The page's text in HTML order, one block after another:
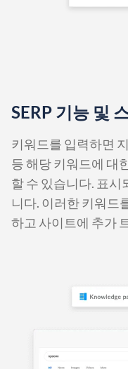
SERP 기능 및
키워드를 입력하면
등 해당 키워드에 대
할 수 있습니다. 표
니다. 이러한 키워드
하고 사이트에 추가